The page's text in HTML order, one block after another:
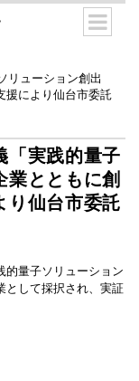
リューション創出
援により仙台市委託
「実践的量子
業とともに創
り仙台市委託
的量子ソリューション
として採択され、実証